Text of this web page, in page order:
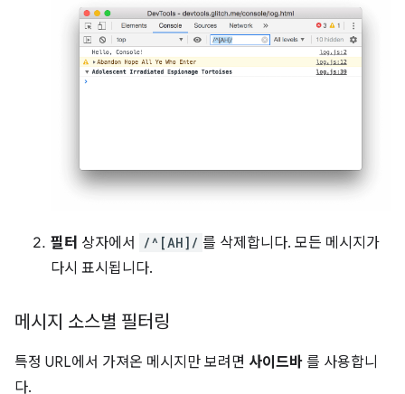
필터 상자에서 /^[AH]/ 를 삭제합니다. 모든 메시지가
다시 표시됩니다.
메시지 소스별 필터링
특정 URL에서 가져온 메시지만 보려면 사이드바 를 사용합니
다.